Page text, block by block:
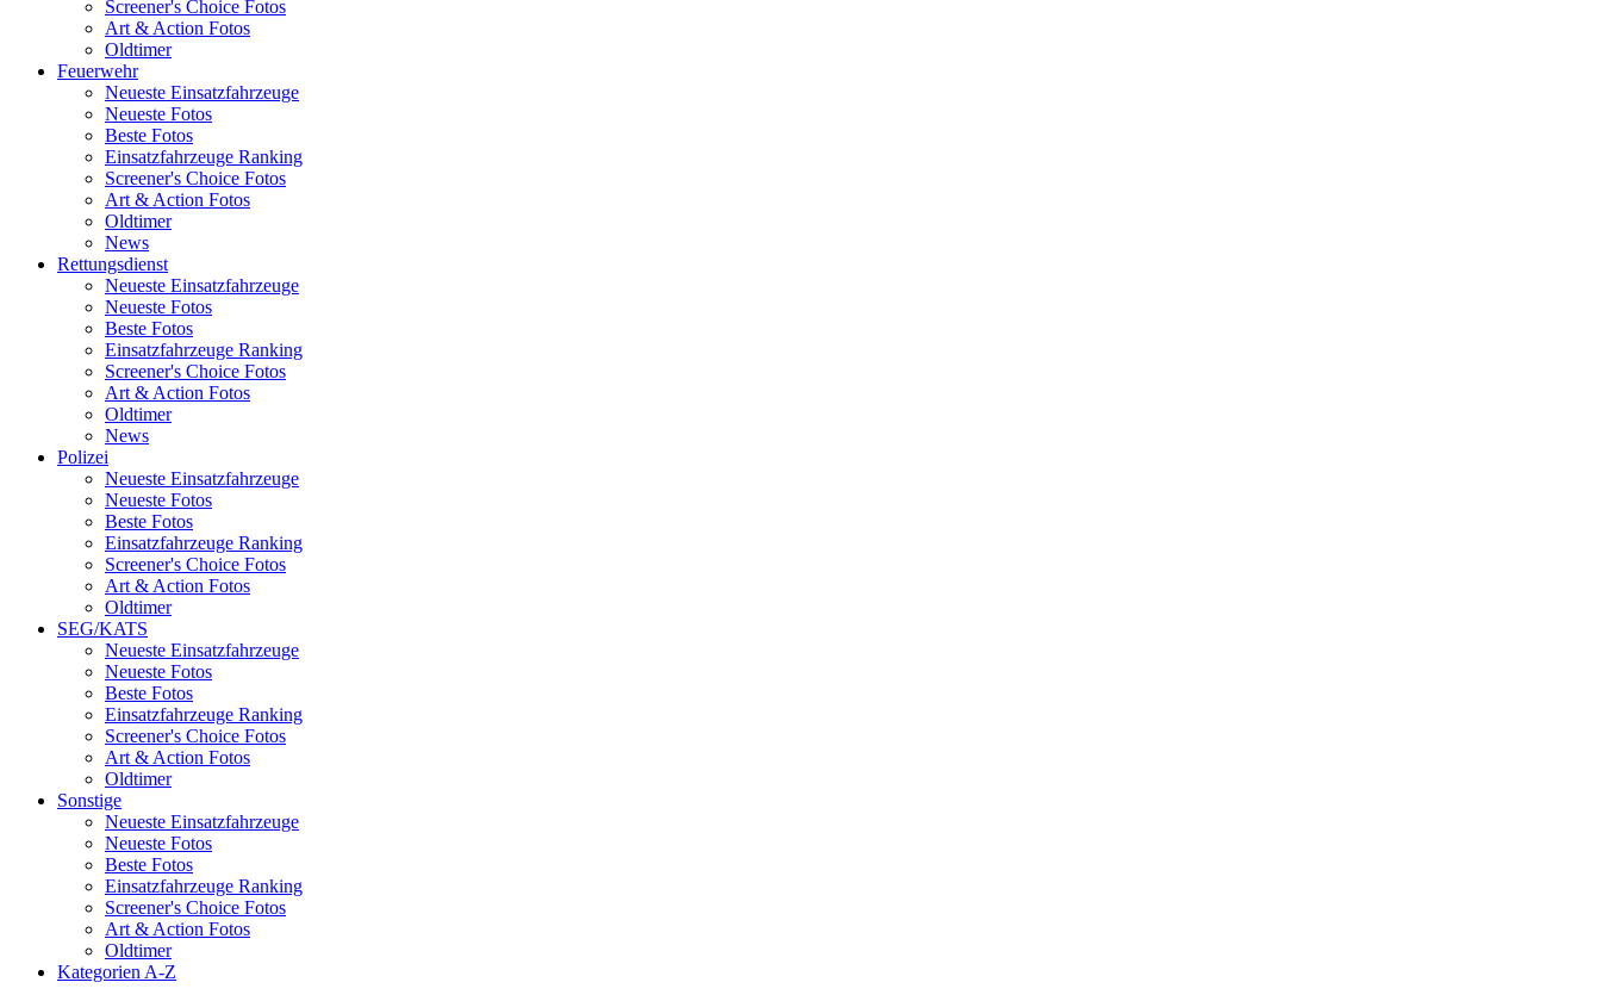
Screener's Choice Fotos
Art & Action Fotos
Oldtimer
Feuerwehr
Neueste Einsatzfahrzeuge
Neueste Fotos
Beste Fotos
Einsatzfahrzeuge Ranking
Screener's Choice Fotos
Art & Action Fotos
Oldtimer
News
Rettungsdienst
Neueste Einsatzfahrzeuge
Neueste Fotos
Beste Fotos
Einsatzfahrzeuge Ranking
Screener's Choice Fotos
Art & Action Fotos
Oldtimer
News
Polizei
Neueste Einsatzfahrzeuge
Neueste Fotos
Beste Fotos
Einsatzfahrzeuge Ranking
Screener's Choice Fotos
Art & Action Fotos
Oldtimer
SEG/KATS
Neueste Einsatzfahrzeuge
Neueste Fotos
Beste Fotos
Einsatzfahrzeuge Ranking
Screener's Choice Fotos
Art & Action Fotos
Oldtimer
Sonstige
Neueste Einsatzfahrzeuge
Neueste Fotos
Beste Fotos
Einsatzfahrzeuge Ranking
Screener's Choice Fotos
Art & Action Fotos
Oldtimer
Kategorien A-Z